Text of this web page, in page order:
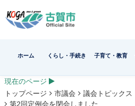
ホーム くらし・手続き 子育て・教育
現在のページ
トップページ
市議会
議会トピックス
第2回定例会を閉会しました